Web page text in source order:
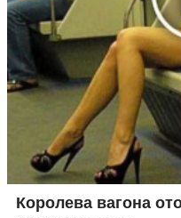
Королева вагона